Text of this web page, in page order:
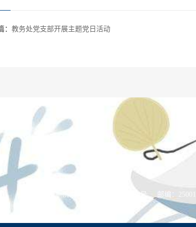
： 教务处党支部开展主题党日活动
地址：济南市历下区文化东路88号
邮编：250014